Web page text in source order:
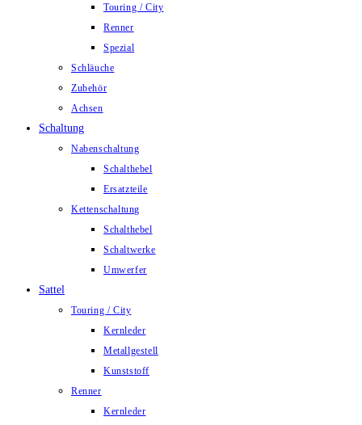
Touring / City
Renner
Spezial
Schläuche
Zubehör
Achsen
Schaltung
Nabenschaltung
Schalthebel
Ersatzteile
Kettenschaltung
Schalthebel
Schaltwerke
Umwerfer
Sattel
Touring / City
Kernleder
Metallgestell
Kunststoff
Renner
Kernleder